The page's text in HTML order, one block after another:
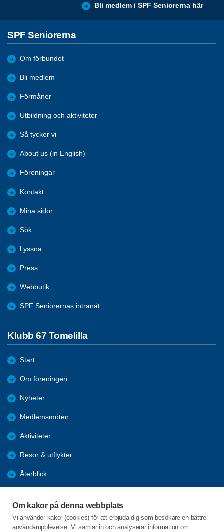
Om kakor på denna webbplats
Vi använder kakor (cookies) för att erbjuda dig som besökare en bättre
användarupplevelse. Vi samlar in och analyserar information om
Bli medlem i SPF Seniorerna här
SPF Seniorerna
Om förbundet
Bli medlem
Förmåner
Utbildning och aktiviteter
Så tycker vi
About us (in English)
Föreningar
Kontakt
Mina sidor
Sök
Lyssna
Press
Webbutik
SPF Seniorernas intranät
Klubb 67 Tomelilla
Start
Om föreningen
Nyheter
Medlemsmöten
Aktiviteter
Resor & utflykter
Återblick
Bli medlem